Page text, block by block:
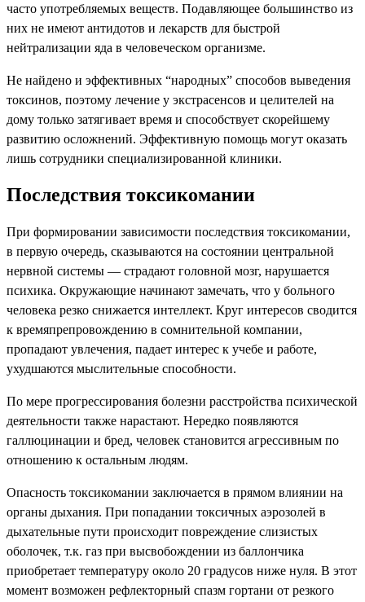
часто употребляемых веществ. Подавляющее большинство из
них не имеют антидотов и лекарств для быстрой
нейтрализации яда в человеческом организме.
Не найдено и эффективных “народных” способов выведения
токсинов, поэтому лечение у экстрасенсов и целителей на
дому только затягивает время и способствует скорейшему
развитию осложнений. Эффективную помощь могут оказать
лишь сотрудники специализированной клиники.
Последствия токсикомании
При формировании зависимости последствия токсикомании,
в первую очередь, сказываются на состоянии центральной
нервной системы — страдают головной мозг, нарушается
психика. Окружающие начинают замечать, что у больного
человека резко снижается интеллект. Круг интересов сводится
к времяпрепровождению в сомнительной компании,
пропадают увлечения, падает интерес к учебе и работе,
ухудшаются мыслительные способности.
По мере прогрессирования болезни расстройства психической
деятельности также нарастают. Нередко появляются
галлюцинации и бред, человек становится агрессивным по
отношению к остальным людям.
Опасность токсикомании заключается в прямом влиянии на
органы дыхания. При попадании токсичных аэрозолей в
дыхательные пути происходит повреждение слизистых
оболочек, т.к. газ при высвобождении из баллончика
приобретает температуру около 20 градусов ниже нуля. В этот
момент возможен рефлекторный спазм гортани от резкого